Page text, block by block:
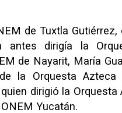
de Tuxtla
antes dirigía la
de Nayarit, María
la Orquesta
dirigió la
Yucatán.